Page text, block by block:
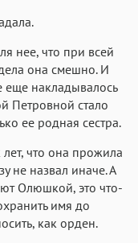
нее, что при всей
она смешно. И
еще накладывалось
Петровной стало
ее родная сестра.
что она прожила
не назвал иначе. А
Олюшкой, это что-
имя до
как орден.